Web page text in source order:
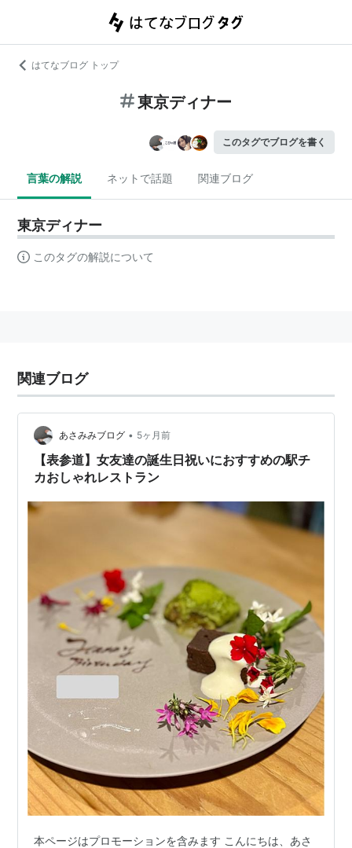
はてなブログ トップ
東京ディナー
このタグでブログを書く
言葉の解説 ネットで話題 関連ブログ
東京ディナー
このタグの解説について
関連ブログ
あさみみブログ • 5ヶ月前
【表参道】女友達の誕生日祝いにおすすめの駅チ
カおしゃれレストラン
本ページはプロモーションを含みます こんにちは、あさ